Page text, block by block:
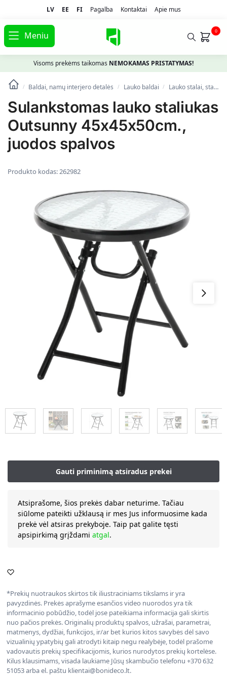
LV EE FI Pagalba Kontaktai Apie mus
Meniu 0
Visoms prekėms taikomas NEMOKAMAS PRISTATYMAS!
/ Baldai, namų interjero detalės / Lauko baldai / Lauko stalai, staliukai
Sulankstomas lauko staliukas
Outsunny 45x45x50cm.,
juodos spalvos
Produkto kodas:262982
Atsiprašome, šios prekės dabar neturime. Tačiau
siūlome pateikti užklausą ir mes Jus informuosime kada
prekė vėl atsiras prekyboje. Taip pat galite tęsti
apsipirkimą grįždami atgal.
*Prekių nuotraukos skirtos tik iliustraciniams tikslams ir yra
pavyzdinės. Prekės aprašyme esančios video nuorodos yra tik
informacinio pobūdžio, todėl jose pateikiama informacija gali skirtis
nuo pačios prekės. Originalių produktų spalvos, užrašai, parametrai,
matmenys, dydžiai, funkcijos, ir/ar bet kurios kitos savybės dėl savo
vizualinių ypatybių gali atrodyti kitaip negu realybėje, todėl prašome
vadovautis prekių specifikacijomis, kurios nurodytos prekių kortelėse.
Kilus klausimams, visada laukiame Jūsų skambučio telefonu +370 632
51053 arba el. paštu klientai@bonideco.lt.